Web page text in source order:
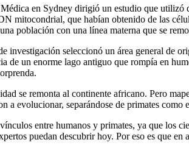
en Sydney dirigió un estudio que
mitocondrial, que habían obtenido de las
población con una línea materna que se
seleccionó un área general de
de un enorme lago antiguo que rompía en
se remonta al continente africano. Pero
a evolucionar, separándose de primates como
entre humanos y primates, ya que los
puedan descubrir hoy. Por eso es que